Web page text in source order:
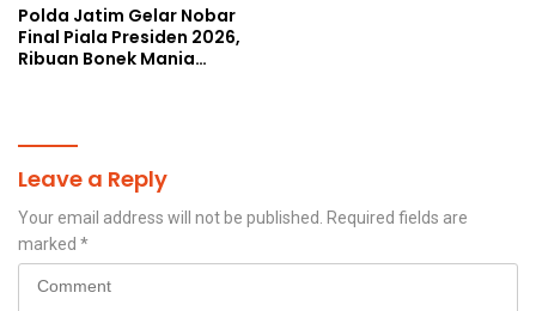
Polda Jatim Gelar Nobar
Final Piala Presiden 2026,
Ribuan Bonek Mania
Leave a Reply
Your email address will not be published.
Required fields are
marked *